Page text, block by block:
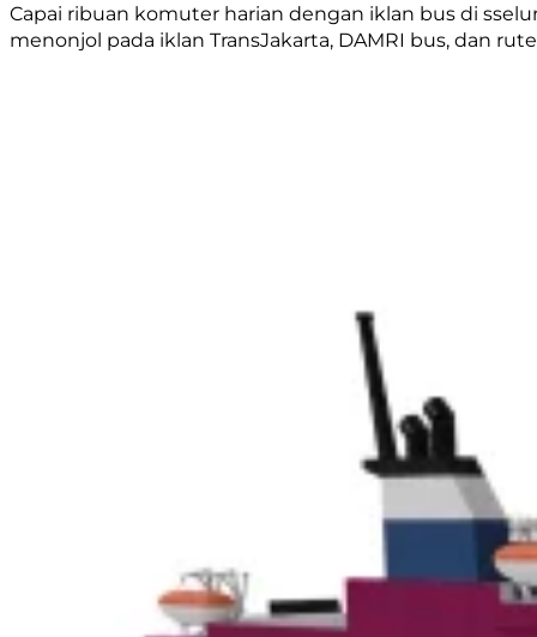
Capai ribuan komuter harian dengan iklan bus di
menonjol pada iklan TransJakarta, DAMRI bus, dan